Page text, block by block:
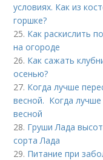
условиях. Как из
горшке?
25. Как раскислить
на огороде
26. Как сажать
осенью?
27. Когда лучше
весной. Когда
весной
28. Груши Лада
сорта Лада
29. Питание при